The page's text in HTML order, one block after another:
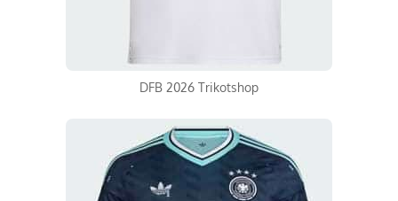
DFB 2026 Trikotshop